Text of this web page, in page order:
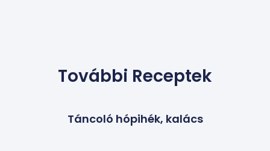
További Receptek
Táncoló hópihék, kalács